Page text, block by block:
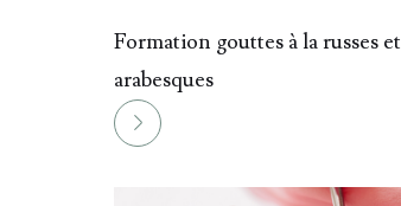
Formation gouttes à la russes et
arabesques